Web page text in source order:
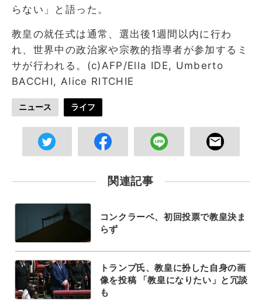
らない」と語った。
教皇の就任式は通常、選出後1週間以内に行わ
れ、世界中の政治家や宗教的指導者が参加するミ
サが行われる。(c)AFP/Ella IDE, Umberto
BACCHI, Alice RITCHIE
ニュース ライフ
関連記事
コンクラーベ、初回投票で教皇決ま
らず
トランプ氏、教皇に扮した自身の画
像を投稿 「教皇になりたい」と冗談
も